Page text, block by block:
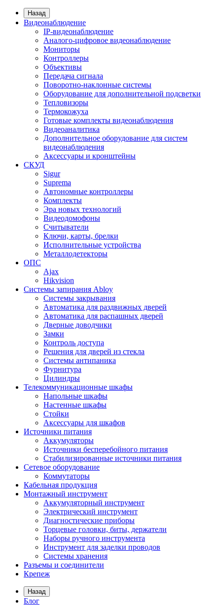
Назад
Видеонаблюдение
IP-видеонаблюдение
Аналого-цифровое видеонаблюдение
Мониторы
Контроллеры
Объективы
Передача сигнала
Поворотно-наклонные системы
Оборудование для дополнительной подсветки
Тепловизоры
Термокожуха
Готовые комплекты видеонаблюдения
Видеоаналитика
Дополнительное оборудование для систем
видеонаблюдения
Аксессуары и кронштейны
СКУД
Sigur
Suprema
Автономные контроллеры
Комплекты
Эра новых технологий
Видеодомофоны
Считыватели
Ключи, карты, брелки
Исполнительные устройства
Металлодетекторы
ОПС
Ajax
Hikvision
Системы запирания Abloy
Cистемы закрывания
Автоматика для раздвижных дверей
Автоматика для распашных дверей
Дверные доводчики
Замки
Контроль доступа
Решения для дверей из стекла
Системы антипаника
Фурнитура
Цилиндры
Телекоммуникационные шкафы
Напольные шкафы
Настенные шкафы
Стойки
Аксессуары для шкафов
Источники питания
Аккумуляторы
Источники бесперебойного питания
Стабилизированные источники питания
Сетевое оборудование
Коммутаторы
Кабельная продукция
Монтажный инструмент
Аккумуляторный инструмент
Электрический инструмент
Диагностические приборы
Торцевые головки, биты, держатели
Наборы ручного инструмента
Инструмент для заделки проводов
Системы хранения
Разъемы и соединители
Крепеж
Назад
Блог